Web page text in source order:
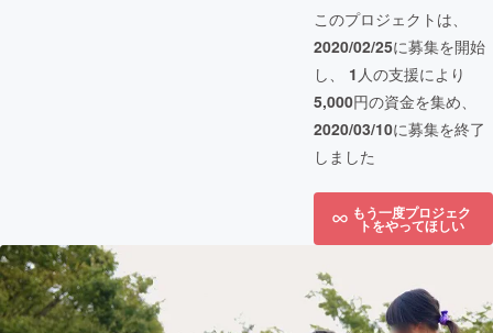
このプロジェクトは、
2020/02/25に募集を開始
し、 1 人の支援により
5,000円の資金を集め、
2020/03/10に募集を終了
しました
もう一度プロジェク
トをやってほしい